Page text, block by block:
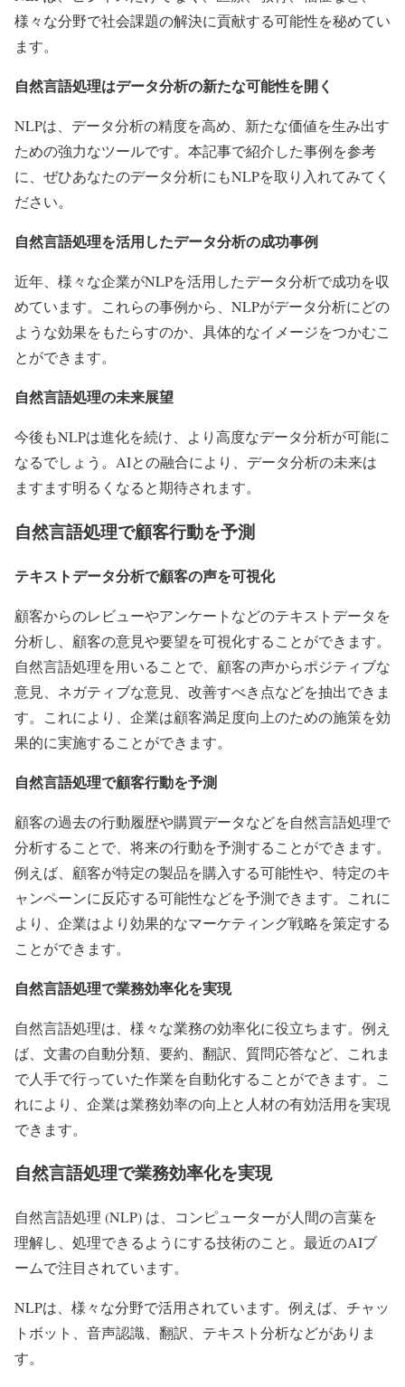
様々な分野で社会課題の解決に貢献する可能性を秘めてい
ます。
自然言語処理はデータ分析の新たな可能性を開く
NLPは、データ分析の精度を高め、新たな価値を生み出す
ための強力なツールです。本記事で紹介した事例を参考
に、ぜひあなたのデータ分析にもNLPを取り入れてみてく
ださい。
自然言語処理を活用したデータ分析の成功事例
近年、様々な企業がNLPを活用したデータ分析で成功を収
めています。これらの事例から、NLPがデータ分析にどの
ような効果をもたらすのか、具体的なイメージをつかむこ
とができます。
自然言語処理の未来展望
今後もNLPは進化を続け、より高度なデータ分析が可能に
なるでしょう。AIとの融合により、データ分析の未来は
ますます明るくなると期待されます。
自然言語処理で顧客行動を予測
テキストデータ分析で顧客の声を可視化
顧客からのレビューやアンケートなどのテキストデータを
分析し、顧客の意見や要望を可視化することができます。
自然言語処理を用いることで、顧客の声からポジティブな
意見、ネガティブな意見、改善すべき点などを抽出できま
す。これにより、企業は顧客満足度向上のための施策を効
果的に実施することができます。
自然言語処理で顧客行動を予測
顧客の過去の行動履歴や購買データなどを自然言語処理で
分析することで、将来の行動を予測することができます。
例えば、顧客が特定の製品を購入する可能性や、特定のキ
ャンペーンに反応する可能性などを予測できます。これに
より、企業はより効果的なマーケティング戦略を策定する
ことができます。
自然言語処理で業務効率化を実現
自然言語処理は、様々な業務の効率化に役立ちます。例え
ば、文書の自動分類、要約、翻訳、質問応答など、これま
で人手で行っていた作業を自動化することができます。こ
れにより、企業は業務効率の向上と人材の有効活用を実現
できます。
自然言語処理で業務効率化を実現
自然言語処理 (NLP) は、コンピューターが人間の言葉を
理解し、処理できるようにする技術のこと。最近のAIブ
ームで注目されています。
NLPは、様々な分野で活用されています。例えば、チャッ
トボット、音声認識、翻訳、テキスト分析などがありま
す。